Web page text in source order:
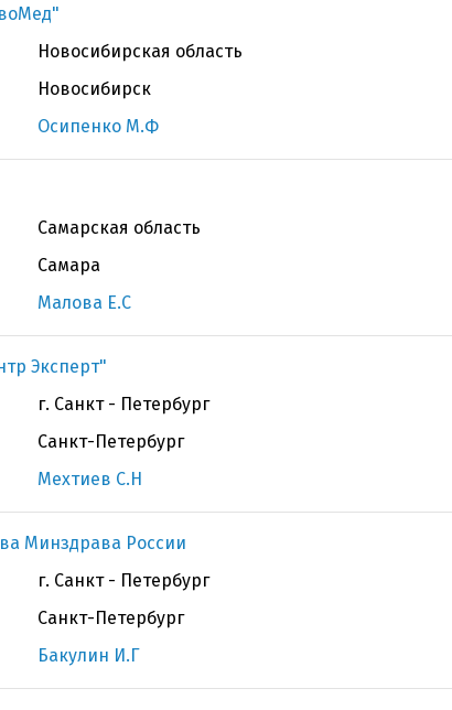
Новосибирская область
Новосибирск
Осипенко М.Ф
Самарская область
Самара
Малова Е.С
Эксперт"
г. Санкт - Петербург
Санкт-Петербург
Мехтиев С.Н
Минздрава России
г. Санкт - Петербург
Санкт-Петербург
Бакулин И.Г